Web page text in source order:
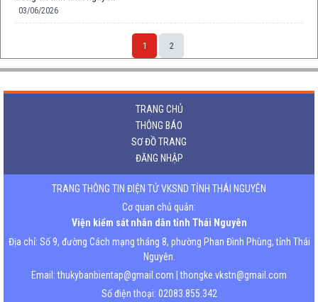
03/06/2026
1 2
TRANG CHỦ
THÔNG BÁO
SƠ ĐỒ TRANG
ĐĂNG NHẬP
TRANG THÔNG TIN ĐIỆN TỬ VKSND TỈNH THÁI NGUYÊN
Cơ quan chủ quản:
Viện kiểm sát nhân dân tỉnh Thái Nguyên
Địa chỉ: Số 9, đường Cách mạng tháng 8, phường Phan Đình Phùng, tỉnh Thái
Nguyên.
Email: thukybanbientap@gmail.com | thongke.vkstn@gmail.com
Số điện thoại: 02083.855.342